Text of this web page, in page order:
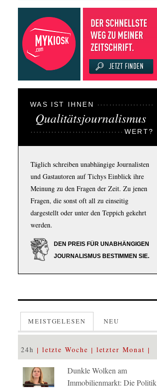
WAS IST IHNEN
Qualitätsjournalismus
WERT?
Täglich schreiben unabhängige Journalisten
und Gastautoren auf Tichys Einblick ihre
Meinung zu den Fragen der Zeit. Zu jenen
Fragen, die sonst oft all zu einseitig
dargestellt oder unter den Teppich gekehrt
werden.
DEN PREIS FÜR UNABHÄNGIGEN
JOURNALISMUS BESTIMMEN SIE.
MEISTGELESEN NEU
24h letzte Woche letzter Monat
Dunkle Wolken am
Immobilienmarkt: Die Politik